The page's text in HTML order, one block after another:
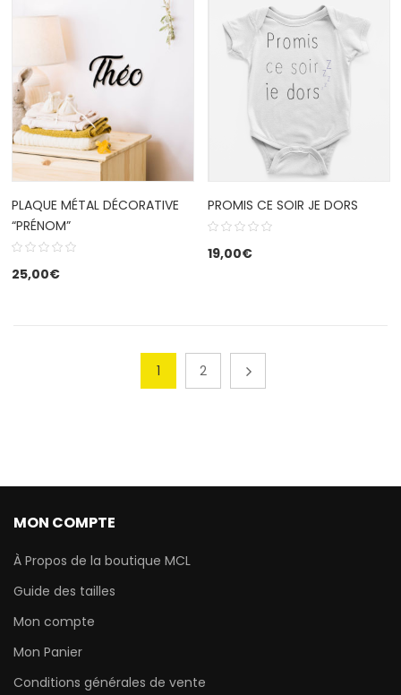
PLAQUE MÉTAL DÉCORATIVE
“PRÉNOM”
25,00€
PROMIS CE SOIR JE DORS
19,00€
1 2
MON COMPTE
À Propos de la boutique MCL
Guide des tailles
Mon compte
Mon Panier
Conditions générales de vente